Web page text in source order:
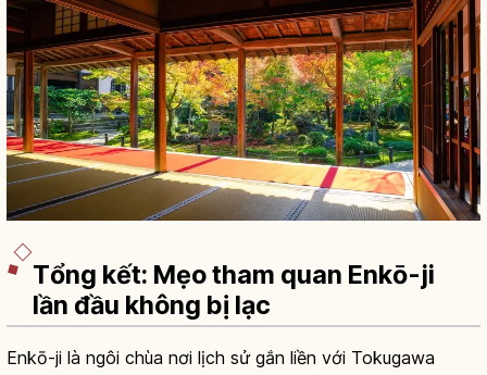
Tổng kết: Mẹo tham quan Enkō-ji
lần đầu không bị lạc
Enkō-ji là ngôi chùa nơi lịch sử gắn liền với Tokugawa